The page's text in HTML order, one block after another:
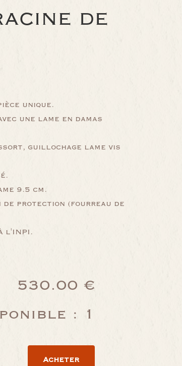
DE
unique.
une lame en damas
guillochage lame vis
9.5 cm.
de protection (fourreau de
l'INPI.
530.00 €
: 1